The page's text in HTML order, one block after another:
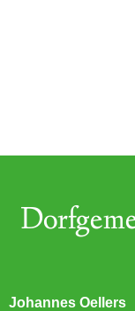
Johannes Oellers